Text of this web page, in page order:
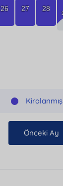
26 27 28
Kiralanmış
Önceki Ay